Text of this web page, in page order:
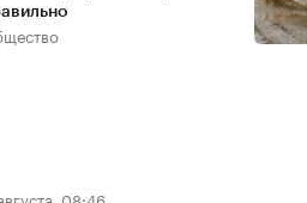
08:46